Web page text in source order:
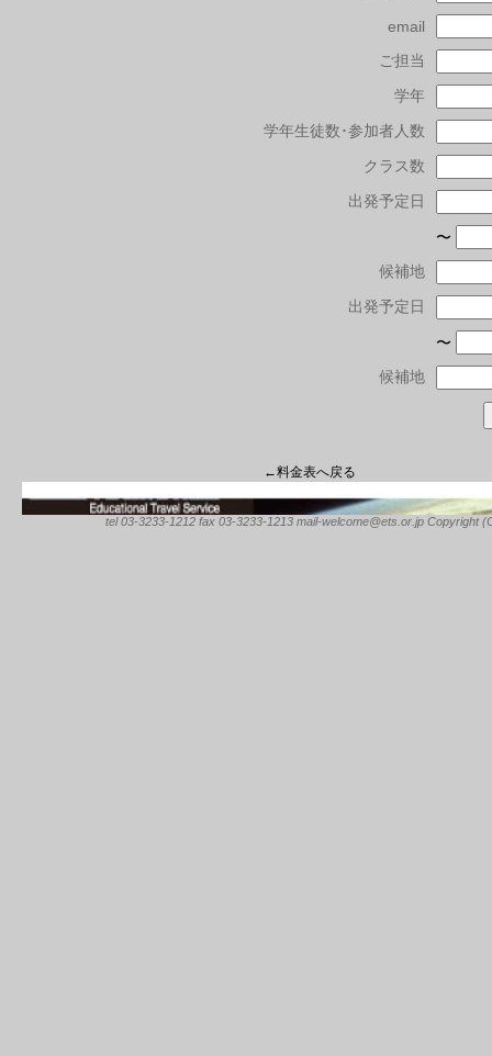
email
ご担当
学年
学年生徒数･参加者人数
クラス数
出発予定日
〜
候補地
出発予定日
〜
候補地
←料金表へ戻る
tel 03-3233-1212 fax 03-3233-1213 mail-welcome@ets.or.jp Copyright